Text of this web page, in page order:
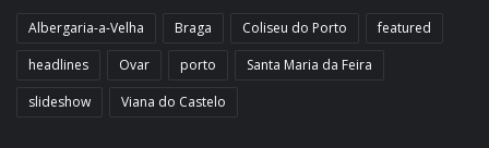
Albergaria-a-Velha Braga Coliseu do Porto
featured
headlines
Ovar porto
Santa Maria da Feira
slideshow
Viana do Castelo